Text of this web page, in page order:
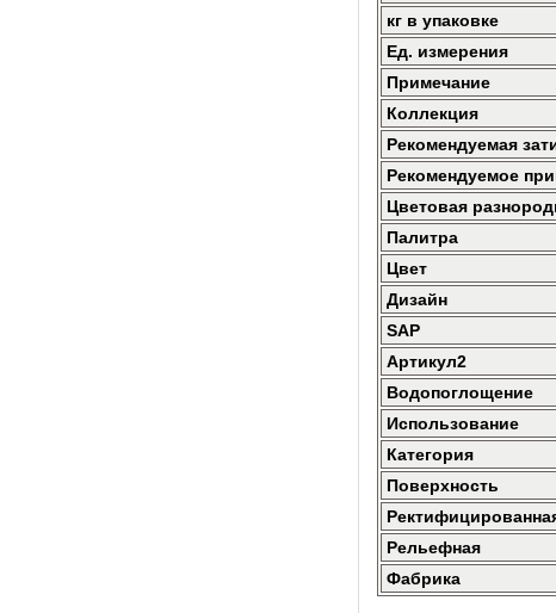
кг в упаковке
Ед. измерения
Примечание
Коллекция
Рекомендуемая
Рекомендуемое
Цветовая
Палитра
Цвет
Дизайн
SAP
Артикул2
Водопоглощение
Использование
Категория
Поверхность
Рельефная
Фабрика